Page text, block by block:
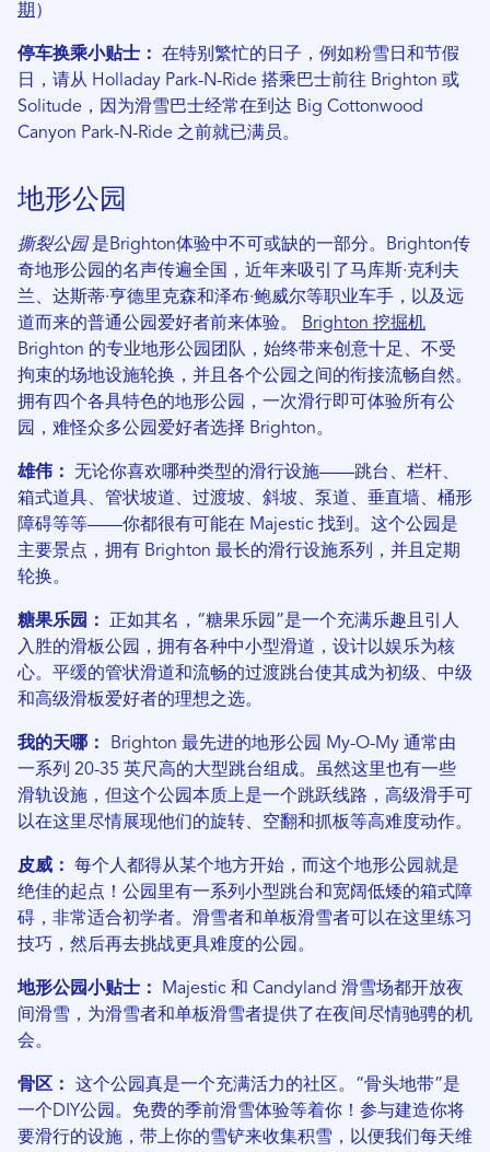
期 ）
停车换乘小贴士：
在特别繁忙的日子，例如粉雪日和节假
日，请从 Holladay Park-N-Ride 搭乘巴士前往 Brighton 或
Solitude，因为滑雪巴士经常在到达 Big Cottonwood
Canyon Park-N-Ride 之前就已满员。
地形公园
撕裂公园是Brighton体验中不可或缺的一部分。Brighton传
奇地形公园的名声传遍全国，近年来吸引了马库斯·克利夫
兰、达斯蒂·亨德里克森和泽布·鲍威尔等职业车手，以及远
道而来的普通公园爱好者前来体验。 Brighton 挖掘机
Brighton 的专业地形公园团队，始终带来创意十足、不受
拘束的场地设施轮换，并且各个公园之间的衔接流畅自然。
拥有四个各具特色的地形公园，一次滑行即可体验所有公
园，难怪众多公园爱好者选择 Brighton。
雄伟：
无论你喜欢哪种类型的滑行设施——跳台、栏杆、
箱式道具、管状坡道、过渡坡、斜坡、泵道、垂直墙、桶形
障碍等等——你都很有可能在 Majestic 找到。这个公园是
主要景点，拥有 Brighton 最长的滑行设施系列，并且定期
轮换。
糖果乐园：
正如其名，“糖果乐园”是一个充满乐趣且引人
入胜的滑板公园，拥有各种中小型滑道，设计以娱乐为核
心。平缓的管状滑道和流畅的过渡跳台使其成为初级、中级
和高级滑板爱好者的理想之选。
我的天哪： Brighton 最先进的地形公园 My-O-My 通常由
一系列 20-35 英尺高的大型跳台组成。虽然这里也有一些
滑轨设施，但这个公园本质上是一个跳跃线路，高级滑手可
以在这里尽情展现他们的旋转、空翻和抓板等高难度动作。
皮威：
每个人都得从某个地方开始，而这个地形公园就是
绝佳的起点！公园里有一系列小型跳台和宽阔低矮的箱式障
碍，非常适合初学者。滑雪者和单板滑雪者可以在这里练习
技巧，然后再去挑战更具难度的公园。
地形公园小贴士：
Majestic 和 Candyland 滑雪场都开放夜
间滑雪，为滑雪者和单板滑雪者提供了在夜间尽情驰骋的机
会。
骨区： 这个公园真是一个充满活力的社区。“骨头地带”是
一个DIY公园。免费的季前滑雪体验等着你！参与建造你将
要滑行的设施，带上你的雪铲来收集积雪，以便我们每天维